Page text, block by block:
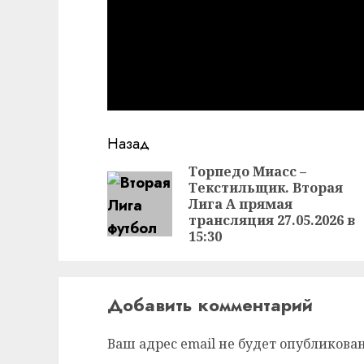
Продолжить
чтение
Назад
Торпедо Миасс –
Текстильщик. Вторая
Лига А прямая
трансляция 27.05.2026 в
15:30
Добавить комментарий
Ваш адрес email не будет